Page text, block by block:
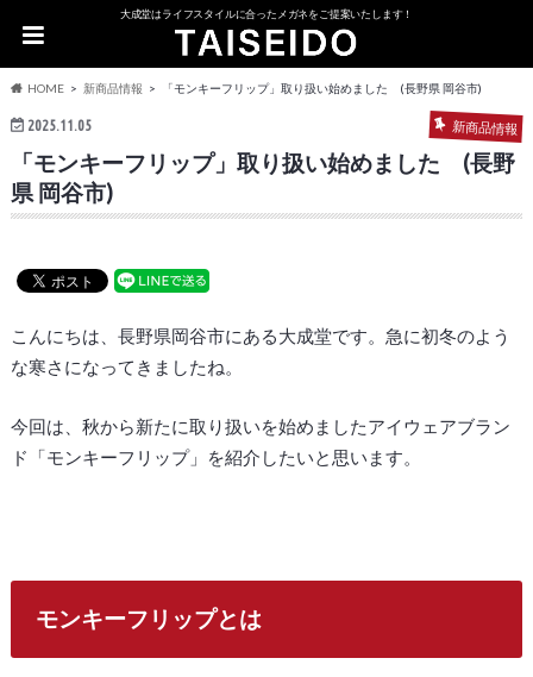
大成堂はライフスタイルに合ったメガネをご提案いたします！
HOME 新商品情報 「モンキーフリップ」取り扱い始めました (長野県 岡谷市)
2025.11.05 新商品情報
「モンキーフリップ」取り扱い始めました (長野
県 岡谷市)
こんにちは、長野県岡谷市にある大成堂です。急に初冬のよう
な寒さになってきましたね。
今回は、秋から新たに取り扱いを始めましたアイウェアブラン
ド「モンキーフリップ」を紹介したいと思います。
モンキーフリップとは